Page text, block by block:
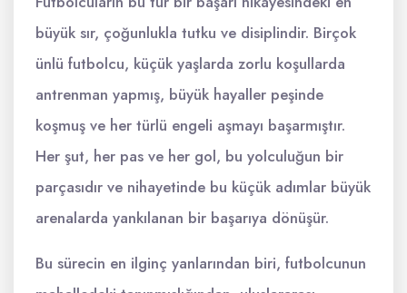
büyük sır, çoğunlukla tutku ve disiplindir. Birçok
ünlü futbolcu, küçük yaşlarda zorlu koşullarda
antrenman yapmış, büyük hayaller peşinde
koşmuş ve her türlü engeli aşmayı başarmıştır.
Her şut, her pas ve her gol, bu yolculuğun bir
parçasıdır ve nihayetinde bu küçük adımlar büyük
arenalarda yankılanan bir başarıya dönüşür.
Bu sürecin en ilginç yanlarından biri, futbolcunun